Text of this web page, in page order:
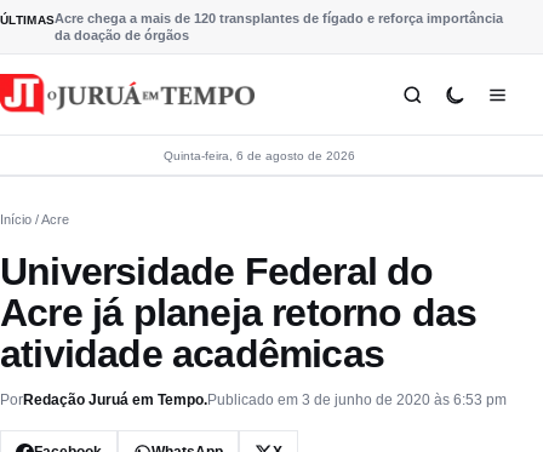
Pular para o conteúdo
ÚLTIMASAcre chega a mais de 120 transplantes de fígado e reforça importância
da doação de órgãos
Quinta-feira, 6 de agosto de 2026
Início / Acre
Universidade Federal do
Acre já planeja retorno das
atividade acadêmicas
PorRedação Juruá em Tempo.Publicado em 3 de junho de 2020 às 6:53 pm